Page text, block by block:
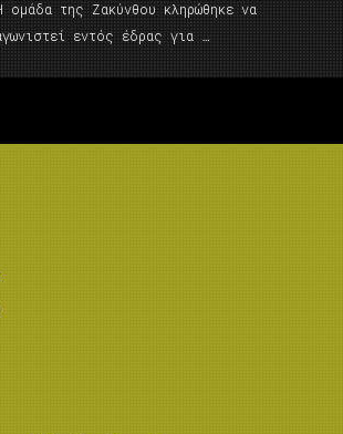
ομάδα της Ζακύνθου κληρώθηκε να
εντός έδρας για …